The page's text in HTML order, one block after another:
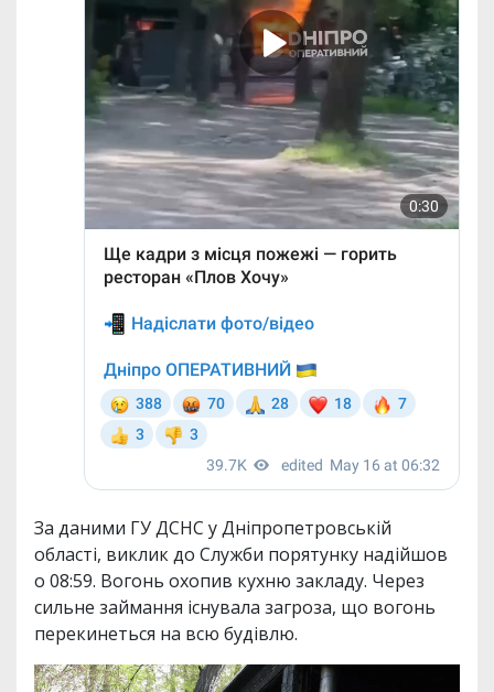
За даними ГУ ДСНС у Дніпропетровській
області, виклик до Служби порятунку надійшов
о 08:59. Вогонь охопив кухню закладу. Через
сильне займання існувала загроза, що вогонь
перекинеться на всю будівлю.